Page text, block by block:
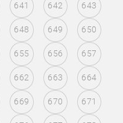
641 642 643
648 649 650
655 656 657
662 663 664
669 670 671